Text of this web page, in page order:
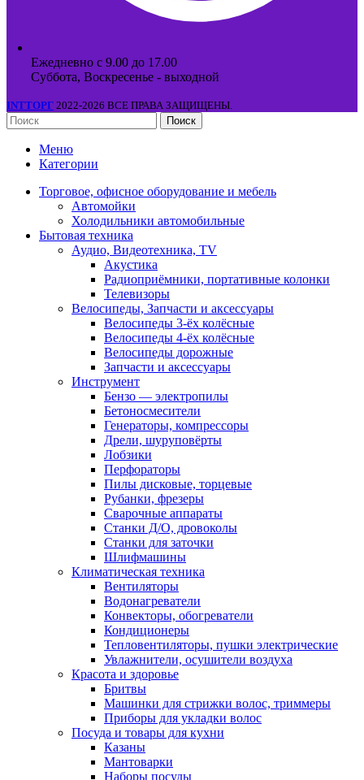
Ежедневно с 9.00 до 17.00
Суббота, Воскресенье - выходной
INTТОРГ 2022-2026 ВСЕ ПРАВА ЗАЩИЩЕНЫ.
Поиск
Меню
Категории
Торговое, офисное оборудование и мебель
Автомойки
Холодильники автомобильные
Бытовая техника
Аудио, Видеотехника, TV
Акустика
Радиоприёмники, портативные колонки
Телевизоры
Велосипеды, Запчасти и аксессуары
Велосипеды 3-ёх колёсные
Велосипеды 4-ёх колёсные
Велосипеды дорожные
Запчасти и аксессуары
Инструмент
Бензо — электропилы
Бетоносмесители
Генераторы, компрессоры
Дрели, шуруповёрты
Лобзики
Перфораторы
Пилы дисковые, торцевые
Рубанки, фрезеры
Сварочные аппараты
Станки Д/О, дровоколы
Станки для заточки
Шлифмашины
Климатическая техника
Вентиляторы
Водонагреватели
Конвекторы, обогреватели
Кондиционеры
Тепловентиляторы, пушки электрические
Увлажнители, осушители воздуха
Красота и здоровье
Бритвы
Машинки для стрижки волос, триммеры
Приборы для укладки волос
Посуда и товары для кухни
Казаны
Мантоварки
Наборы посуды